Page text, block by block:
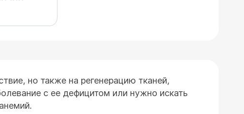
но также на регенерацию тканей,
с ее дефицитом или нужно искать